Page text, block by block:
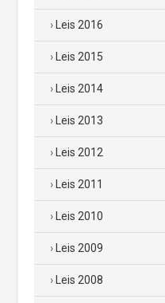
Leis 2016
Leis 2015
Leis 2014
Leis 2013
Leis 2012
Leis 2011
Leis 2010
Leis 2009
Leis 2008